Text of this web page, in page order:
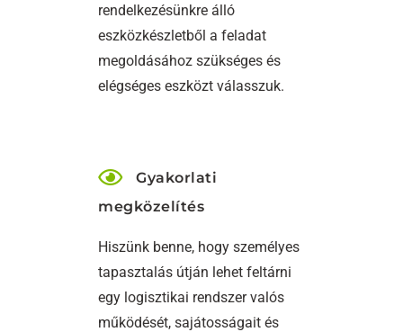
rendelkezésünkre álló
eszközkészletből a feladat
megoldásához szükséges és
elégséges eszközt válasszuk.
Gyakorlati
megközelítés
Hiszünk benne, hogy személyes
tapasztalás útján lehet feltárni
egy logisztikai rendszer valós
működését, sajátosságait és